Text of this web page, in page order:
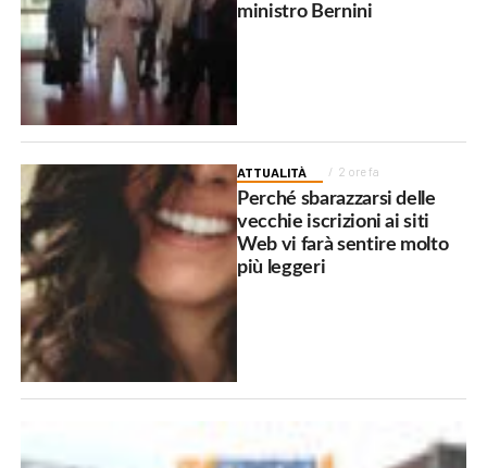
ministro Bernini
ATTUALITÀ 2 ore fa
Perché sbarazzarsi delle
vecchie iscrizioni ai siti
Web vi farà sentire molto
più leggeri